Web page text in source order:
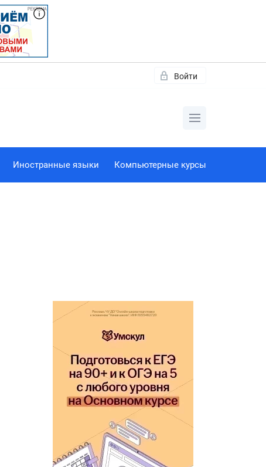
Войти
Иностранные языки Компьютерные курсы